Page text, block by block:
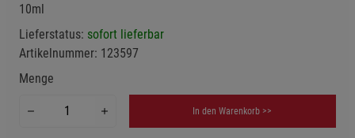
10ml
Lieferstatus: sofort lieferbar
Artikelnummer: 123597
Menge
In den Warenkorb >>